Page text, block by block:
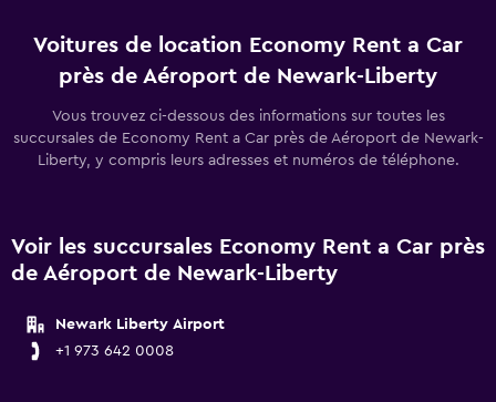
Voitures de location Economy Rent a Car
près de Aéroport de Newark-Liberty
Vous trouvez ci-dessous des informations sur toutes les
succursales de Economy Rent a Car près de Aéroport de Newark-
Liberty, y compris leurs adresses et numéros de téléphone.
Voir les succursales Economy Rent a Car près
de Aéroport de Newark-Liberty
Newark Liberty Airport
+1 973 642 0008